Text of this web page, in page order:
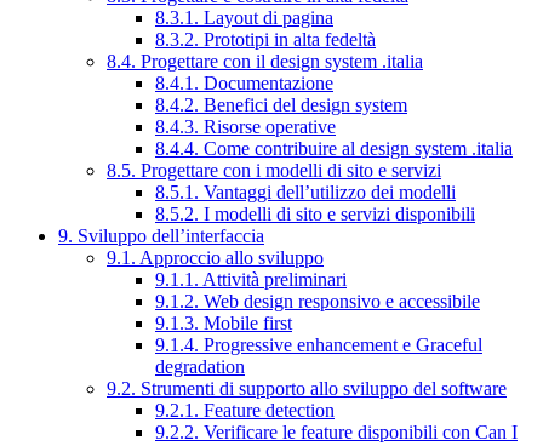
8.3.1. Layout di pagina
8.3.2. Prototipi in alta fedeltà
8.4. Progettare con il design system .italia
8.4.1. Documentazione
8.4.2. Benefici del design system
8.4.3. Risorse operative
8.4.4. Come contribuire al design system .italia
8.5. Progettare con i modelli di sito e servizi
8.5.1. Vantaggi dell’utilizzo dei modelli
8.5.2. I modelli di sito e servizi disponibili
9. Sviluppo dell’interfaccia
9.1. Approccio allo sviluppo
9.1.1. Attività preliminari
9.1.2. Web design responsivo e accessibile
9.1.3. Mobile first
9.1.4. Progressive enhancement e Graceful
degradation
9.2. Strumenti di supporto allo sviluppo del software
9.2.1. Feature detection
9.2.2. Verificare le feature disponibili con Can I